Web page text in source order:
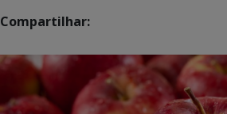
Compartilhar: